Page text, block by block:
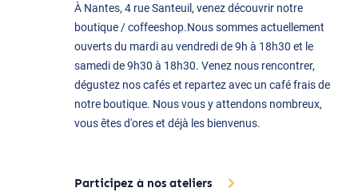
À Nantes, 4 rue Santeuil, venez découvrir notre
boutique / coffeeshop.Nous sommes actuellement
ouverts du mardi au vendredi de 9h à 18h30 et le
samedi de 9h30 à 18h30. Venez nous rencontrer,
dégustez nos cafés et repartez avec un café frais de
notre boutique. Nous vous y attendons nombreux,
vous êtes d'ores et déjà les bienvenus.
Participez à nos ateliers